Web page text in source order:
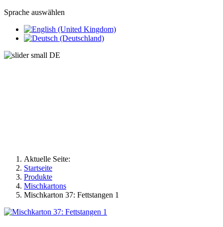
Sprache auswählen
Aktuelle Seite:
Startseite
Produkte
Mischkartons
Mischkarton 37: Fettstangen 1